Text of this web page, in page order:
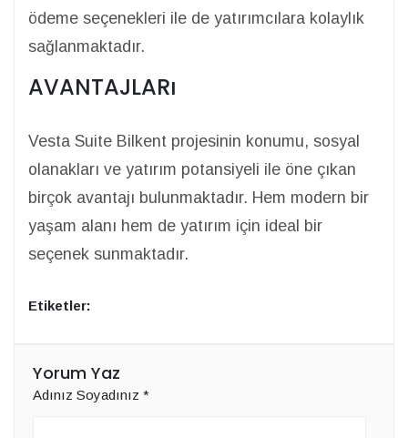
ödeme seçenekleri ile de yatırımcılara kolaylık
sağlanmaktadır.
AVANTAJLARı
Vesta Suite Bilkent projesinin konumu, sosyal
olanakları ve yatırım potansiyeli ile öne çıkan
birçok avantajı bulunmaktadır. Hem modern bir
yaşam alanı hem de yatırım için ideal bir
seçenek sunmaktadır.
Etiketler:
Yorum Yaz
Adınız Soyadınız *